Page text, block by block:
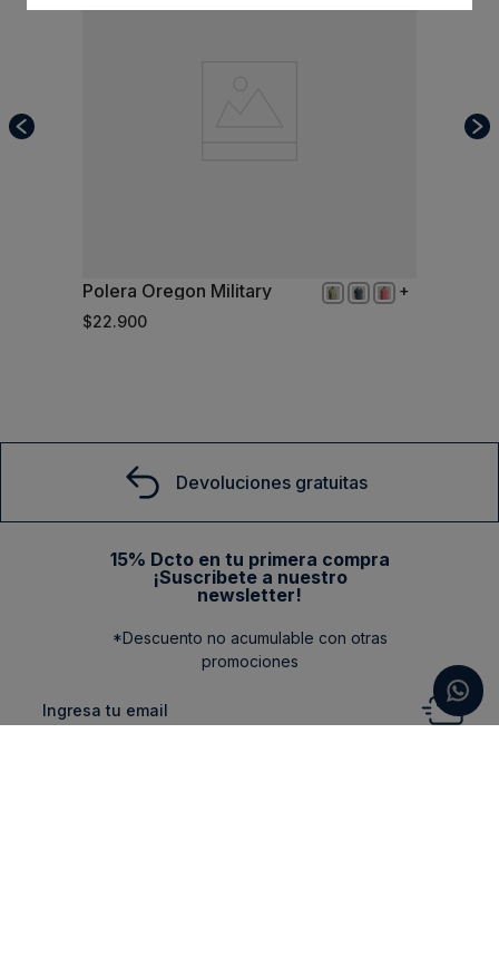
XL
Polera Oregon Military
$22.900
Devoluciones gratuitas
15% Dcto en tu primera compra
¡Suscribete a nuestro
newsletter!
*Descuento no acumulable con otras
promociones